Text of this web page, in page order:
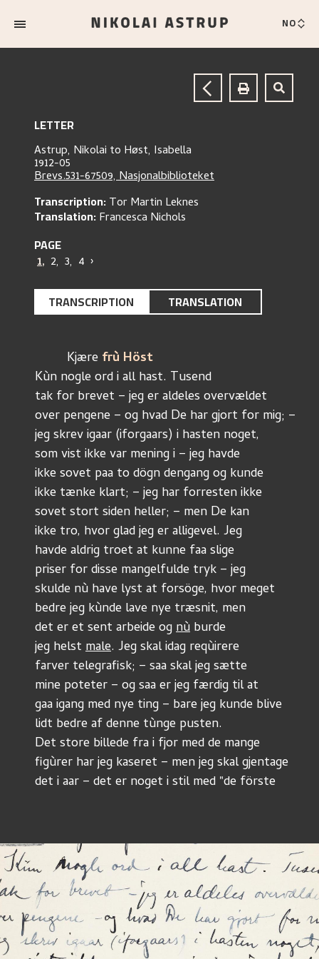
NO
LETTER
Astrup, Nikolai to Høst, Isabella
1912-05
Brevs.531-67509, Nasjonalbiblioteket
Transcription:Tor Martin Leknes
Translation:Francesca Nichols
PAGE
1, 2, 3, 4 ›
TRANSCRIPTION TRANSLATION
	 Kjære
frù Höst
Kùn nogle ord i all hast. Tusend
tak for brevet – jeg er aldeles overvældet
over pengene – og hvad De har gjort for mig; –
jeg skrev igaar (iforgaars) i hasten noget,
som vist ikke var mening i – jeg havde
ikke sovet paa to dögn dengang og kunde
ikke tænke klart; – jeg har forresten ikke
sovet stort siden heller; – men De kan
ikke tro, hvor glad jeg er alligevel. Jeg
havde aldrig troet at kunne faa slige
priser for disse mangelfulde tryk – jeg
skulde nù have lyst at forsöge, hvor meget
bedre jeg kùnde lave nye træsnit, men
det er et sent arbeide og nù burde
jeg helst male. Jeg skal idag reqùirere
farver telegrafisk; – saa skal jeg sætte
mine poteter – og saa er jeg færdig til at
gaa igang med nye ting – bare jeg kunde blive
lidt bedre af denne tùnge pusten.
Det store billede fra i fjor med de mange
figùrer har jeg kaseret – men jeg skal gjentage
det i aar – det er noget i stil med "de förste